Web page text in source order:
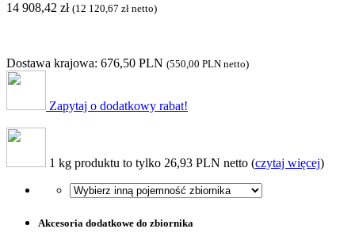
14 908,42 zł (12 120,67 zł netto)
Dostawa krajowa: 676,50 PLN (550,00 PLN netto)
Zapytaj o dodatkowy rabat!
1 kg produktu to tylko 26,93 PLN netto (czytaj więcej)
Akcesoria dodatkowe do zbiornika